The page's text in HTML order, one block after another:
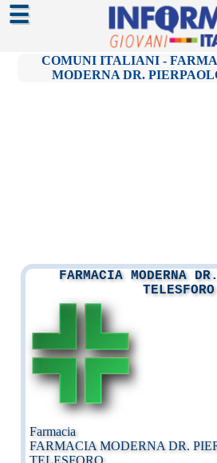
☰
COMUNI ITALIANI -
MODERNA DR.
FARMACIA MODERNA
TELESFORO
Farmacia
FARMACIA MODERNA DR.